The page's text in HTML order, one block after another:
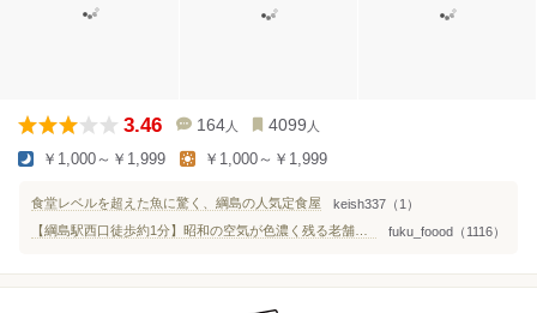
3.46 164 人 4099 人
￥1,000～￥1,999 ￥1,000～￥1,999
食堂レベルを超えた魚に驚く、綱島の人気定食屋
keish337（1）
fuku_foood（1116）